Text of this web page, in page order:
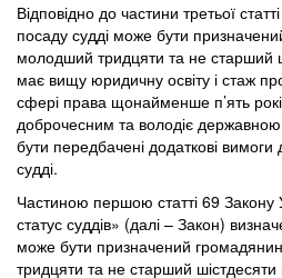
Відповідно до частини третьої
посаду судді може бути
молодший тридцяти та не старший
має вищу юридичну освіту і стаж
сфері права щонайменше п’ять
доброчесним та володіє
бути передбачені додаткові
судді.
Частиною першою статті 69 Закону
статус суддів» (далі – Закон)
може бути призначений
тридцяти та не старший